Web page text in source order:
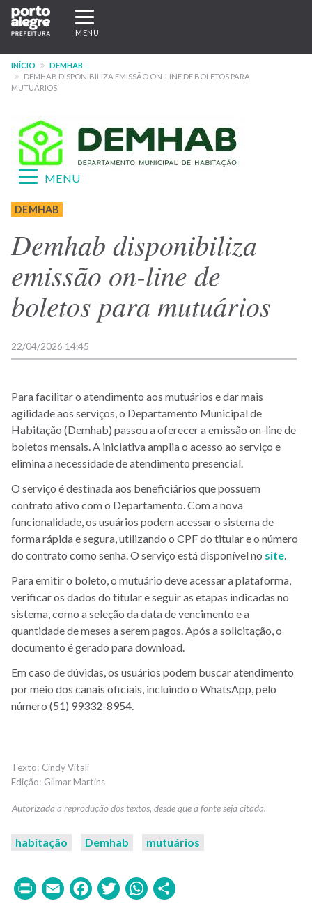
Pular
para
conteúdo
principal
Expandir/recolher
navegação
MENU
INÍCIO
DEMHAB
DEMHAB DISPONIBILIZA EMISSÃO ON-LINE DE BOLETOS PARA
MUTUÁRIOS
Menu
-
site
DEMHAB
Expandir/recolher
MENU
DEMHAB
Demhab disponibiliza
emissão on-line de
boletos para mutuários
22/04/2026 14:45
Para facilitar o atendimento aos mutuários e dar mais
agilidade aos serviços, o Departamento Municipal de
Habitação (Demhab) passou a oferecer a emissão on-line de
boletos mensais. A iniciativa amplia o acesso ao serviço e
elimina a necessidade de atendimento presencial.
O serviço é destinada aos beneficiários que possuem
contrato ativo com o Departamento. Com a nova
funcionalidade, os usuários podem acessar o sistema de
forma rápida e segura, utilizando o CPF do titular e o número
do contrato como senha. O serviço está disponível no site
Para emitir o boleto, o mutuário deve acessar a plataforma,
verificar os dados do titular e seguir as etapas indicadas no
sistema, como a seleção da data de vencimento e a
quantidade de meses a serem pagos. Após a solicitação, o
documento é gerado para download.
Em caso de dúvidas, os usuários podem buscar atendimento
por meio dos canais oficiais, incluindo o WhatsApp, pelo
número (51) 99332-8954.
Cindy Vitali
Gilmar Martins
habitação Demhab mutuários
PrintEmailFacebook
TwitterWhatsApp